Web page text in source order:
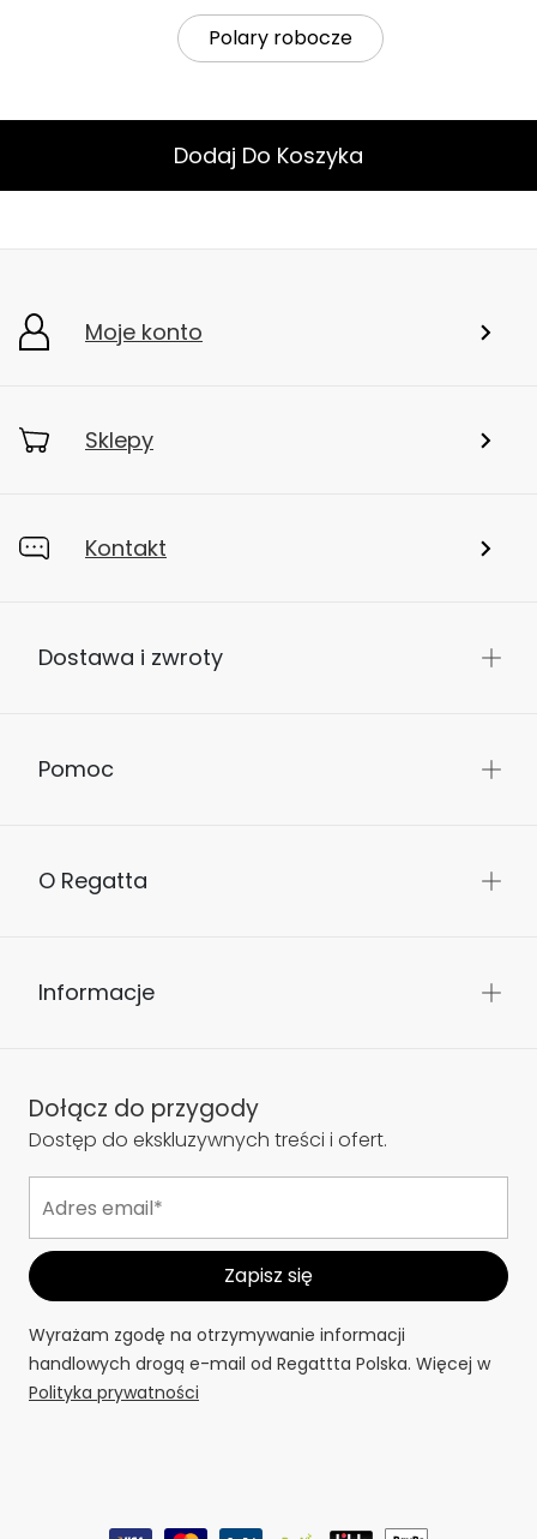
Polary robocze
Dodaj Do Koszyka
Moje konto
Sklepy
Kontakt
Dostawa i zwroty
Pomoc
O Regatta
Informacje
Dołącz do przygody
Dostęp do ekskluzywnych treści i ofert.
Wyrażam zgodę na otrzymywanie informacji
handlowych drogą e-mail od Regattta Polska. Więcej w
Polityka prywatności